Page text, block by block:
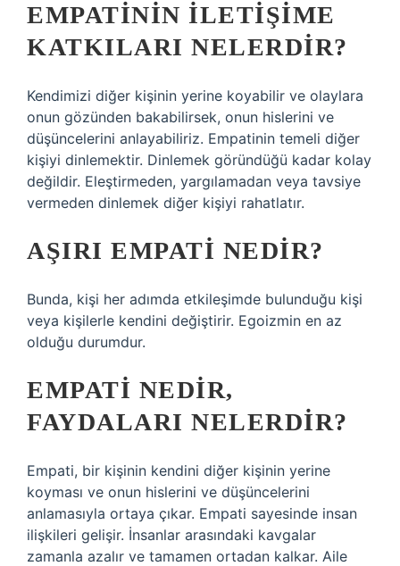
EMPATININ ILETIŞIME
KATKILARI NELERDIR?
Kendimizi diğer kişinin yerine koyabilir ve olaylara
onun gözünden bakabilirsek, onun hislerini ve
düşüncelerini anlayabiliriz. Empatinin temeli diğer
kişiyi dinlemektir. Dinlemek göründüğü kadar kolay
değildir. Eleştirmeden, yargılamadan veya tavsiye
vermeden dinlemek diğer kişiyi rahatlatır.
AŞIRI EMPATI NEDIR?
Bunda, kişi her adımda etkileşimde bulunduğu kişi
veya kişilerle kendini değiştirir. Egoizmin en az
olduğu durumdur.
EMPATI NEDIR,
FAYDALARI NELERDIR?
Empati, bir kişinin kendini diğer kişinin yerine
koyması ve onun hislerini ve düşüncelerini
anlamasıyla ortaya çıkar. Empati sayesinde insan
ilişkileri gelişir. İnsanlar arasındaki kavgalar
zamanla azalır ve tamamen ortadan kalkar. Aile